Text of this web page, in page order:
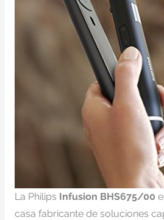
La Philips Infusion BHS675/00
casa fabricante de soluciones